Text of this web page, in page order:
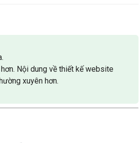
Nội dung về thiết kế website
xuyên hơn.